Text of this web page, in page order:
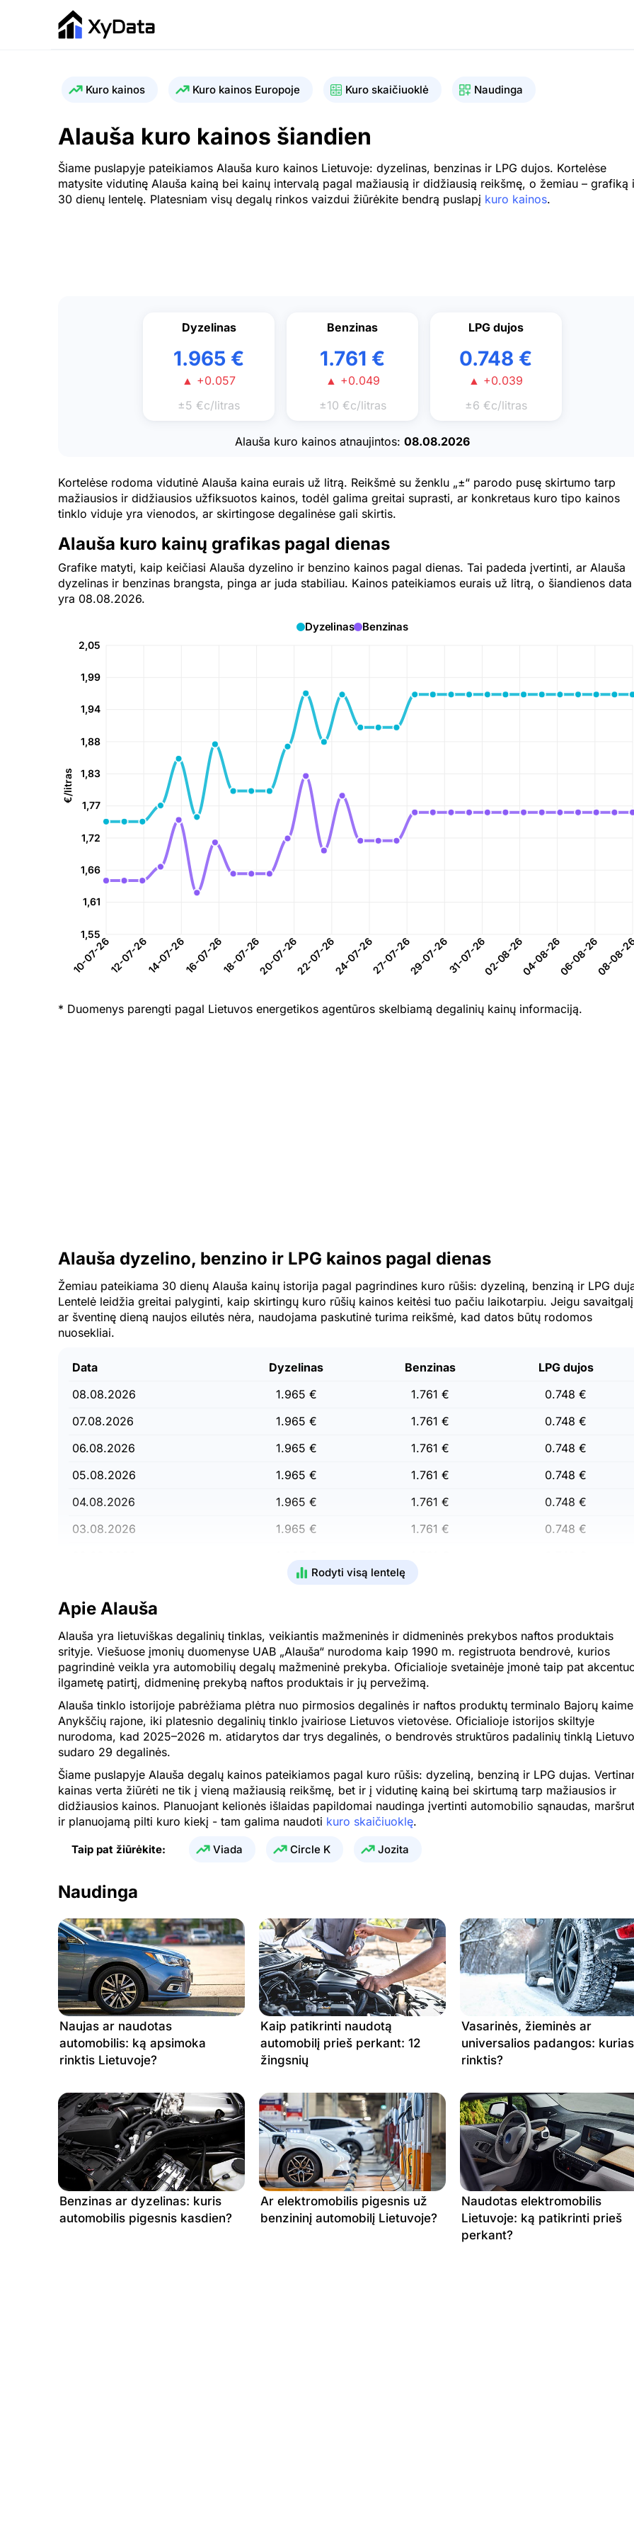
Kuro kainos Kuro kainos Europoje Kuro skaičiuoklė Naudinga
Alauša kuro kainos šiandien
Šiame puslapyje pateikiamos Alauša kuro kainos Lietuvoje: dyzelinas, benzinas ir LPG dujos. Kortelėse
matysite vidutinę Alauša kainą bei kainų intervalą pagal mažiausią ir didžiausią reikšmę, o žemiau – grafiką
30 dienų lentelę. Platesniam visų degalų rinkos vaizdui žiūrėkite bendrą puslapį kuro kainos.
Dyzelinas
1.965 €
▲ +0.057
±5 €c/litras
Benzinas
1.761 €
▲ +0.049
±10 €c/litras
LPG dujos
0.748 €
▲ +0.039
±6 €c/litras
Alauša kuro kainos atnaujintos: 08.08.2026
Kortelėse rodoma vidutinė Alauša kaina eurais už litrą. Reikšmė su ženklu „±“ parodo pusę skirtumo tarp
mažiausios ir didžiausios užfiksuotos kainos, todėl galima greitai suprasti, ar konkretaus kuro tipo kainos
tinklo viduje yra vienodos, ar skirtingose degalinėse gali skirtis.
Alauša kuro kainų grafikas pagal dienas
Grafike matyti, kaip keičiasi Alauša dyzelino ir benzino kainos pagal dienas. Tai padeda įvertinti, ar Alauša
dyzelinas ir benzinas brangsta, pinga ar juda stabiliau. Kainos pateikiamos eurais už litrą, o šiandienos data
yra 08.08.2026.
Dyzelinas Benzinas
2,05
1,99
1,94
1,88
1,83
1,77
1,72
1,66
1,61
1,55
€/litras
10-07-2612-07-2614-07-2616-07-2618-07-2620-07-2622-07-2624-07-2627-07-2629-07-2631-07-2602-08-2604-08-2606-08-2608-08-
* Duomenys parengti pagal Lietuvos energetikos agentūros skelbiamą degalinių kainų informaciją.
Alauša dyzelino, benzino ir LPG kainos pagal dienas
Žemiau pateikiama 30 dienų Alauša kainų istorija pagal pagrindines kuro rūšis: dyzeliną, benziną ir LPG
Lentelė leidžia greitai palyginti, kaip skirtingų kuro rūšių kainos keitėsi tuo pačiu laikotarpiu. Jeigu savaitgalį
ar šventinę dieną naujos eilutės nėra, naudojama paskutinė turima reikšmė, kad datos būtų rodomos
nuosekliai.
Data Dyzelinas Benzinas
LPG dujos
08.08.2026
1.965 € 1.761 €
0.748 €
07.08.2026
1.965 € 1.761 €
0.748 €
06.08.2026
1.965 € 1.761 €
0.748 €
05.08.2026
1.965 € 1.761 €
0.748 €
04.08.2026
1.965 € 1.761 €
0.748 €
03.08.2026
1.965 € 1.761 €
0.748 €
1.965 € 1.761 €
31.07.2026
30.07.2026
1.965 € 1.761 €
0.748 €
29.07.2026
1.965 € 1.761 €
0.748 €
28.07.2026
1.965 € 1.761 €
27.07.2026
1.965 € 1.761 €
0.748 €
26.07.2026
1.908 € 1.712 €
0.709 €
25.07.2026
1.908 € 1.712 €
0.709 €
24.07.2026
1.908 € 1.712 €
0.709 €
23.07.2026
1.965 € 1.790 €
22.07.2026
1.883 €
20.07.2026
19.07.2026
1.798 € 1.655 €
0.708 €
18.07.2026
1.798 € 1.655 €
0.708 €
17.07.2026
1.798 € 1.655 €
0.708 €
16.07.2026
1.879 € 1.709 €
0.819 €
15.07.2026
1.753 € 1.622 €
0.694 €
14.07.2026
1.854 €
13.07.2026
1.773 € 1.667 €
0.742 €
12.07.2026
1.745 € 1.643 €
0.719 €
11.07.2026
1.745 € 1.643 €
0.719 €
10.07.2026
1.745 € 1.643 € 0.719 €
Rodyti visą lentelę
Apie Alauša
Alauša yra lietuviškas degalinių tinklas, veikiantis mažmeninės ir didmeninės prekybos naftos produktais
srityje. Viešuose įmonių duomenyse UAB „Alauša“ nurodoma kaip 1990 m. registruota bendrovė, kurios
pagrindinė veikla yra automobilių degalų mažmeninė prekyba. Oficialioje svetainėje įmonė taip pat
ilgametę patirtį, didmeninę prekybą naftos produktais ir jų pervežimą.
Alauša tinklo istorijoje pabrėžiama plėtra nuo pirmosios degalinės ir naftos produktų terminalo Bajorų
Anykščių rajone, iki platesnio degalinių tinklo įvairiose Lietuvos vietovėse. Oficialioje istorijos skiltyje
nurodoma, kad 2025–2026 m. atidarytos dar trys degalinės, o bendrovės struktūros padalinių tinklą
sudaro 29 degalinės.
Šiame puslapyje Alauša degalų kainos pateikiamos pagal kuro rūšis: dyzeliną, benziną ir LPG dujas.
kainas verta žiūrėti ne tik į vieną mažiausią reikšmę, bet ir į vidutinę kainą bei skirtumą tarp mažiausios ir
didžiausios kainos. Planuojant kelionės išlaidas papildomai naudinga įvertinti automobilio sąnaudas,
ir planuojamą pilti kuro kiekį - tam galima naudoti kuro skaičiuoklę.
Taip pat žiūrėkite: Viada Circle K Jozita
Naudinga
Naujas ar naudotas
automobilis: ką apsimoka
rinktis Lietuvoje?
Kaip patikrinti naudotą
automobilį prieš perkant: 12
žingsnių
Vasarinės, žieminės ar
universalios padangos: kurias
rinktis?
Benzinas ar dyzelinas: kuris
automobilis pigesnis kasdien?
Ar elektromobilis pigesnis už
benzininį automobilį Lietuvoje?
Naudotas elektromobilis
Lietuvoje: ką patikrinti prieš
perkant?